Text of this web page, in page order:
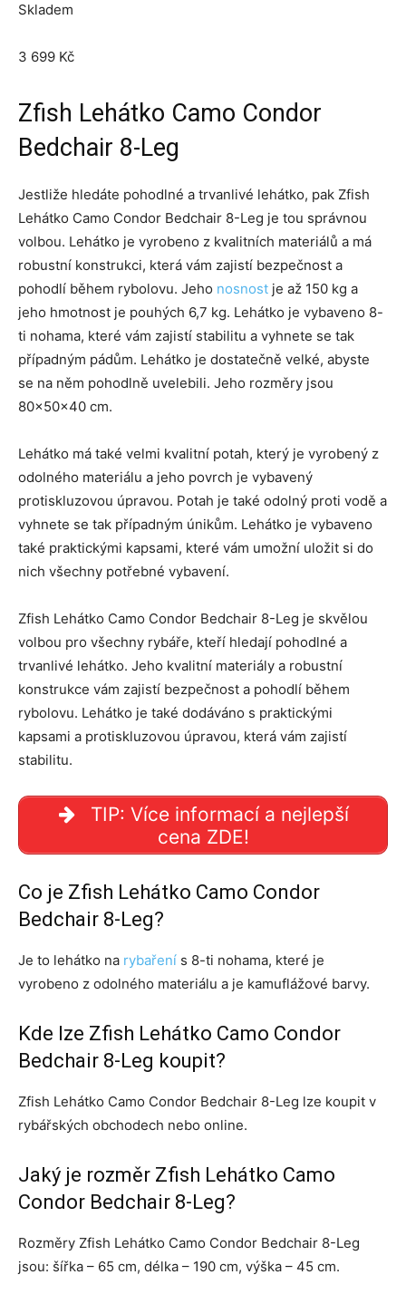
Skladem
3 699 Kč
Zfish Lehátko Camo Condor
Bedchair 8-Leg
Jestliže hledáte pohodlné a trvanlivé lehátko, pak Zfish
Lehátko Camo Condor Bedchair 8-Leg je tou správnou
volbou. Lehátko je vyrobeno z kvalitních materiálů a má
robustní konstrukci, která vám zajistí bezpečnost a
pohodlí během rybolovu. Jeho nosnost je až 150 kg a
jeho hmotnost je pouhých 6,7 kg. Lehátko je vybaveno 8-
ti nohama, které vám zajistí stabilitu a vyhnete se tak
případným pádům. Lehátko je dostatečně velké, abyste
se na něm pohodlně uvelebili. Jeho rozměry jsou
80x50x40 cm.
Lehátko má také velmi kvalitní potah, který je vyrobený z
odolného materiálu a jeho povrch je vybavený
protiskluzovou úpravou. Potah je také odolný proti vodě a
vyhnete se tak případným únikům. Lehátko je vybaveno
také praktickými kapsami, které vám umožní uložit si do
nich všechny potřebné vybavení.
Zfish Lehátko Camo Condor Bedchair 8-Leg je skvělou
volbou pro všechny rybáře, kteří hledají pohodlné a
trvanlivé lehátko. Jeho kvalitní materiály a robustní
konstrukce vám zajistí bezpečnost a pohodlí během
rybolovu. Lehátko je také dodáváno s praktickými
kapsami a protiskluzovou úpravou, která vám zajistí
stabilitu.
TIP: Více informací a nejlepší
cena ZDE!
Co je Zfish Lehátko Camo Condor
Bedchair 8-Leg?
Je to lehátko na rybaření s 8-ti nohama, které je
vyrobeno z odolného materiálu a je kamuflážové barvy.
Kde lze Zfish Lehátko Camo Condor
Bedchair 8-Leg koupit?
Zfish Lehátko Camo Condor Bedchair 8-Leg lze koupit v
rybářských obchodech nebo online.
Jaký je rozměr Zfish Lehátko Camo
Condor Bedchair 8-Leg?
Rozměry Zfish Lehátko Camo Condor Bedchair 8-Leg
jsou: šířka – 65 cm, délka – 190 cm, výška – 45 cm.